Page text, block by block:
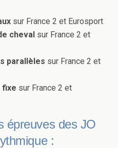
sur France 2 et Eurosport
cheval sur France 2 et
parallèles sur France 2 et
fixe sur France 2 et
épreuves des JO
: